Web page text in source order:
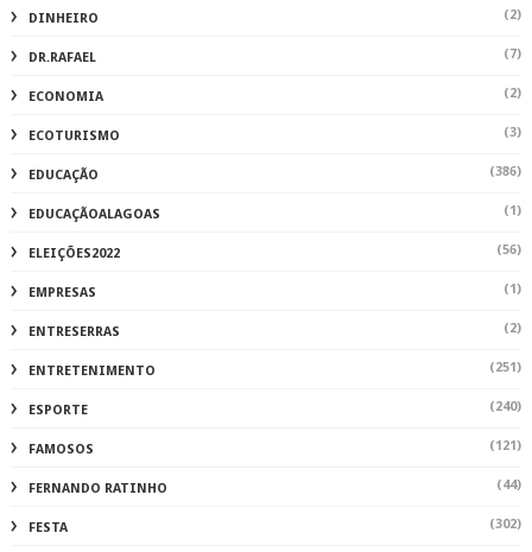
DINHEIRO (2)
DR.RAFAEL (7)
ECONOMIA (2)
ECOTURISMO (3)
EDUCAÇÃO (386)
EDUCAÇÃOALAGOAS (1)
ELEIÇÕES2022 (56)
EMPRESAS (1)
ENTRESERRAS (2)
ENTRETENIMENTO (251)
ESPORTE (240)
FAMOSOS (121)
FERNANDO RATINHO (44)
FESTA (302)